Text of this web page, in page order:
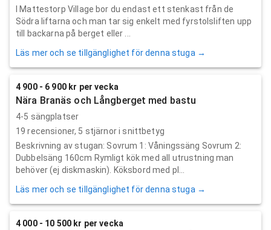
I Mattestorp Village bor du endast ett stenkast från de
Södra liftarna och man tar sig enkelt med fyrstolsliften upp
till backarna på berget eller ...
Läs mer och se tillgänglighet för denna stuga →
4 900 - 6 900 kr per vecka
Nära Branäs och Långberget med bastu
4-5 sängplatser
19 recensioner, 5 stjärnor i snittbetyg
Beskrivning av stugan: Sovrum 1: Våningssäng Sovrum 2:
Dubbelsäng 160cm Rymligt kök med all utrustning man
behöver (ej diskmaskin). Köksbord med pl...
Läs mer och se tillgänglighet för denna stuga →
4 000 - 10 500 kr per vecka